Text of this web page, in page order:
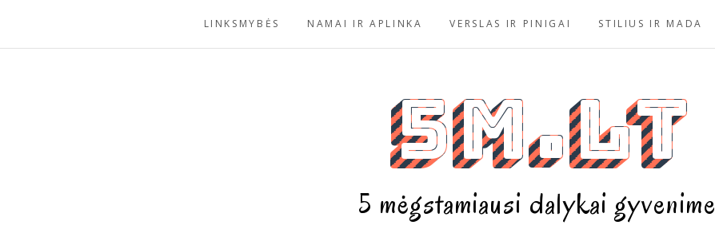
LINKSMYBĖS NAMAI IR APLINKA VERSLAS IR PINIGAI STILIUS IR MADA
5m.lt
5 mėgstamiausi dalykai gyvenime